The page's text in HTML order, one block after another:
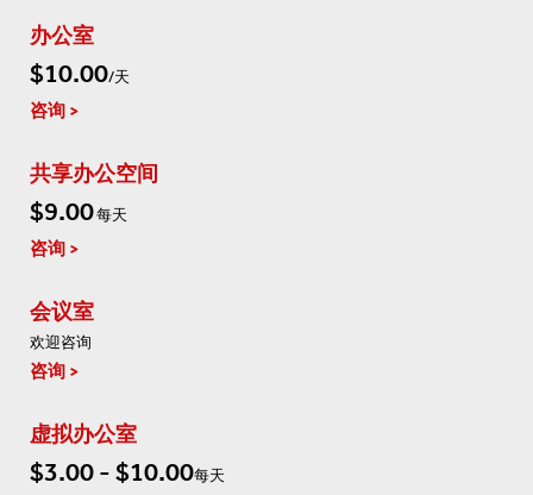
办公室
$10.00/天
咨询
共享办公空间
$9.00每天
咨询
会议室
欢迎咨询
咨询
虚拟办公室
$3.00 - $10.00每天